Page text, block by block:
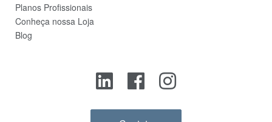
Planos Profissionais
Conheça nossa Loja
Blog